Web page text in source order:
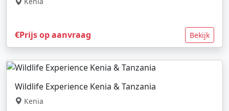
€Prijs op aanvraag Bekijk
Wildlife Experience Kenia & Tanzania
Kenia